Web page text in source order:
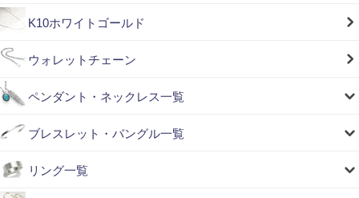
K10ホワイトゴールド
ウォレットチェーン
ペンダント・ネックレス一覧
ブレスレット・バングル一覧
リング一覧